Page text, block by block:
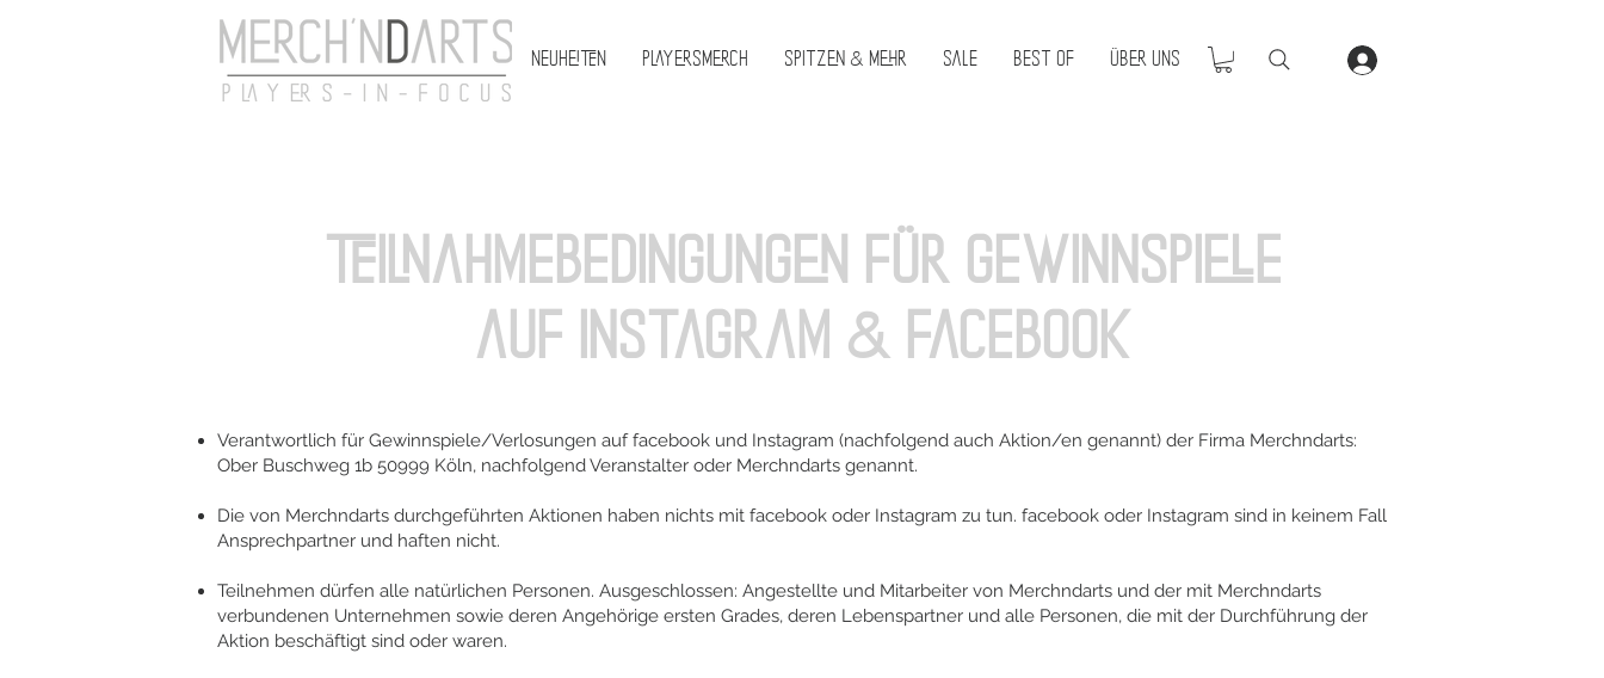
Neuheiten PlayersMerch Spitzen & Mehr Sale Best Of Über Uns
Teilnahmebedingungen für Gewinnspiele
auf Instagram & Facebook
Verantwortlich für Gewinnspiele/Verlosungen auf facebook und Instagram (nachfolgend auch Aktion/en genannt) der Firma Merchndarts:
Ober Buschweg 1b 50999 Köln, nachfolgend Veranstalter oder Merchndarts genannt.
Die von Merchndarts durchgeführten Aktionen haben nichts mit facebook oder Instagram zu tun. facebook oder Instagram sind in keinem Fall
Ansprechpartner und haften nicht.
Teilnehmen dürfen alle natürlichen Personen. Ausgeschlossen: Angestellte und Mitarbeiter von Merchndarts und der mit Merchndarts
verbundenen Unternehmen sowie deren Angehörige ersten Grades, deren Lebenspartner und alle Personen, die mit der Durchführung der
Aktion beschäftigt sind oder waren.